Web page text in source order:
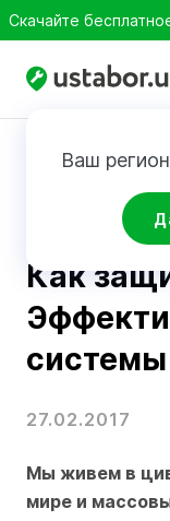
Скачайте
Ваш
Советы по
Как
системы
27.02.2017
Мы живем в
мире и